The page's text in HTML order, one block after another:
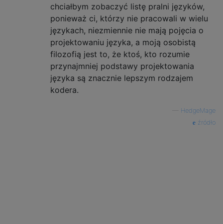
chciałbym zobaczyć listę pralni języków,
ponieważ ci, którzy nie pracowali w wielu
językach, niezmiennie nie mają pojęcia o
projektowaniu języka, a moją osobistą
filozofią jest to, że ktoś, kto rozumie
przynajmniej podstawy projektowania
języka są znacznie lepszym rodzajem
kodera.
HedgeMage
źródło